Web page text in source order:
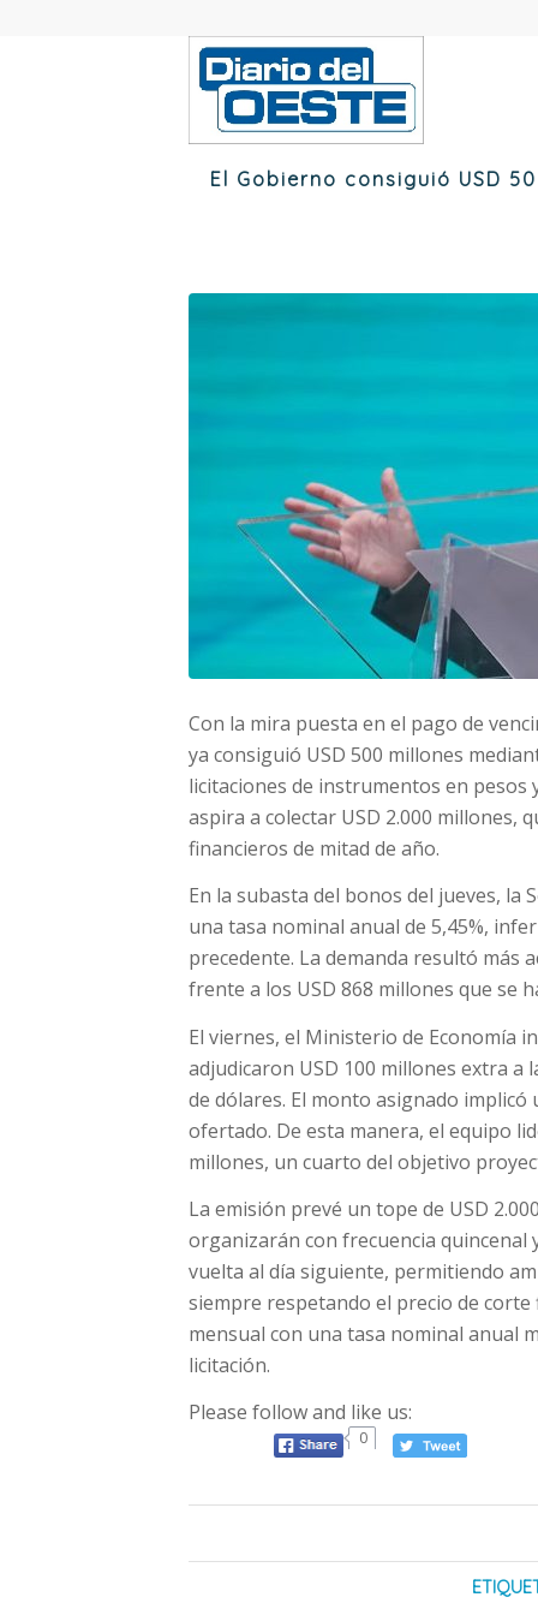
El Gobierno consiguió USD
Con la mira puesta en el pago de
ya consiguió USD 500 millones
licitaciones de instrumentos en pesos
aspira a colectar USD 2.000 millones,
financieros de mitad de año.
En la subasta del bonos del jueves, la
una tasa nominal anual de 5,45%,
precedente. La demanda resultó más
frente a los USD 868 millones que se
El viernes, el Ministerio de Economía
adjudicaron USD 100 millones extra
de dólares. El monto asignado
ofertado. De esta manera, el equipo
millones, un cuarto del objetivo
La emisión prevé un tope de USD
organizarán con frecuencia
vuelta al día siguiente, permitiendo
siempre respetando el precio de
mensual con una tasa nominal anual
licitación.
Please follow and like us:
0